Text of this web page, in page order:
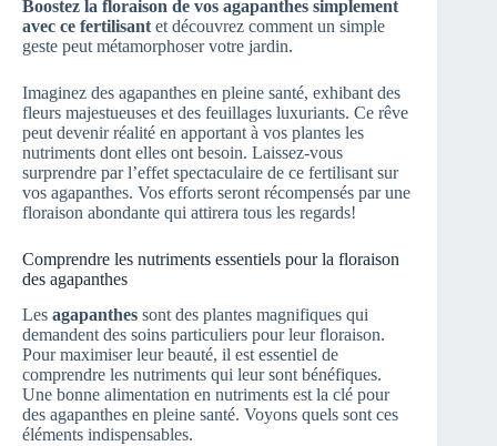
Boostez la floraison de vos agapanthes simplement
avec ce fertilisant et découvrez comment un simple
geste peut métamorphoser votre jardin.
Imaginez des agapanthes en pleine santé, exhibant des
fleurs majestueuses et des feuillages luxuriants. Ce rêve
peut devenir réalité en apportant à vos plantes les
nutriments dont elles ont besoin. Laissez-vous
surprendre par l’effet spectaculaire de ce fertilisant sur
vos agapanthes. Vos efforts seront récompensés par une
floraison abondante qui attirera tous les regards!
Comprendre les nutriments essentiels pour la floraison
des agapanthes
Les agapanthes sont des plantes magnifiques qui
demandent des soins particuliers pour leur floraison.
Pour maximiser leur beauté, il est essentiel de
comprendre les nutriments qui leur sont bénéfiques.
Une bonne alimentation en nutriments est la clé pour
des agapanthes en pleine santé. Voyons quels sont ces
éléments indispensables.